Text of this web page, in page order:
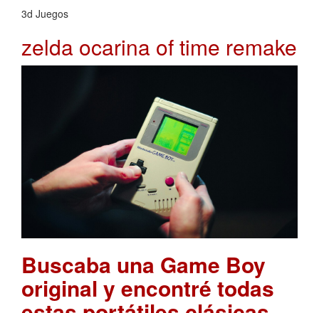
3d Juegos
zelda ocarina of time remake
Buscaba una Game Boy
original y encontré todas